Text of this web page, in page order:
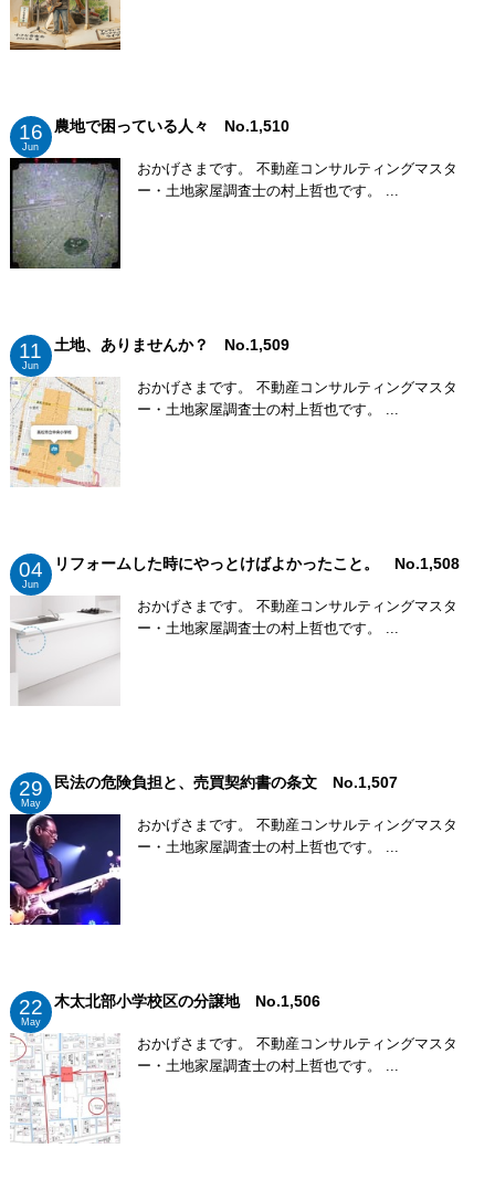
16
Jun
農地で困っている人々 No.1,510
おかげさまです。 不動産コンサルティングマスタ
ー・土地家屋調査士の村上哲也です。 ...
11
Jun
土地、ありませんか？ No.1,509
おかげさまです。 不動産コンサルティングマスタ
ー・土地家屋調査士の村上哲也です。 ...
04
Jun
リフォームした時にやっとけばよかったこと。 No.1,508
おかげさまです。 不動産コンサルティングマスタ
ー・土地家屋調査士の村上哲也です。 ...
29
May
民法の危険負担と、売買契約書の条文 No.1,507
おかげさまです。 不動産コンサルティングマスタ
ー・土地家屋調査士の村上哲也です。 ...
22
May
木太北部小学校区の分譲地 No.1,506
おかげさまです。 不動産コンサルティングマスタ
ー・土地家屋調査士の村上哲也です。 ...